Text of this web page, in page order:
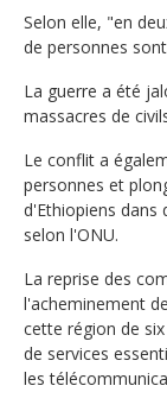
Selon elle, "en
de personnes
La guerre a été
massacres de
Le conflit a
personnes et
d'Ethiopiens dans
selon l'ONU.
La reprise des
l'acheminement
cette région de
de services
les